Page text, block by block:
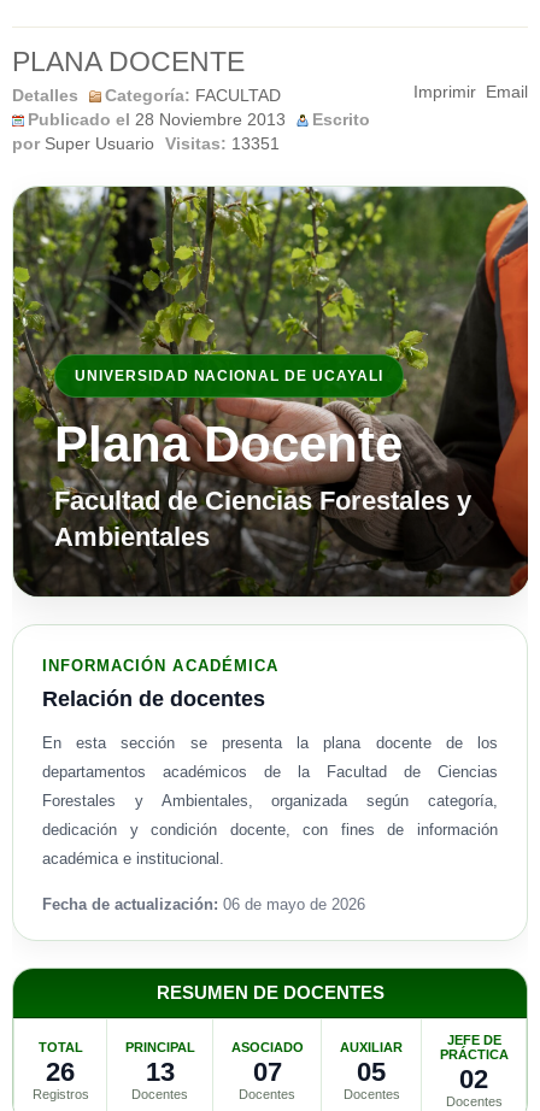
PLANA DOCENTE
Detalles Categoría: FACULTAD
Publicado el 28 Noviembre 2013
Escrito
por Super Usuario Visitas: 13351
Imprimir Email
UNIVERSIDAD NACIONAL DE UCAYALI
Plana Docente
Facultad de Ciencias Forestales y
Ambientales
INFORMACIÓN ACADÉMICA
Relación de docentes
En esta sección se presenta la plana docente de los
departamentos académicos de la Facultad de Ciencias
Forestales y Ambientales, organizada según categoría,
dedicación y condición docente, con fines de información
académica e institucional.
Fecha de actualización: 06 de mayo de 2026
RESUMEN DE DOCENTES
TOTAL
26
Registros
PRINCIPAL
13
Docentes
ASOCIADO
07
Docentes
AUXILIAR
05
Docentes
JEFE DE
PRÁCTICA
02
Docentes